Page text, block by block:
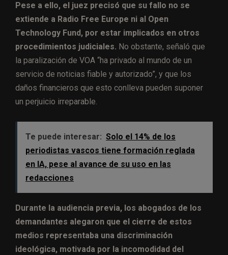
Pese a ello, el juez precisó que su fallo no se
extiende a Radio Free Europe ni al Open
Technology Fund, por estar implicados en otros
procedimientos judiciales. No obstante, señaló que
la paralización de VOA “ha privado al mundo de un
servicio de noticias fiable y autorizado”, y que los
daños financieros que esto conlleva pueden suponer
un perjuicio irreparable.
Te puede interesar: Solo el 14% de los
periodistas vascos tiene formación reglada
en IA, pese al avance de su uso en las
redacciones
Durante la audiencia previa, los abogados de los
demandantes alegaron que el cierre de estos
medios representaba una discriminación
ideológica, motivada por la incomodidad del